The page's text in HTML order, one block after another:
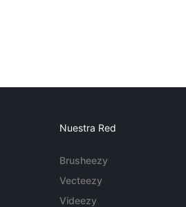
Nuestra Red
Brusheezy
Vecteezy
Videezy